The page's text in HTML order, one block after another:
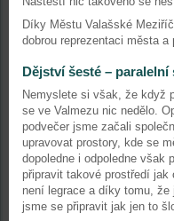
Díky Městu Valašské
dobrou reprezentaci města
Dějství šesté – paralelní
Nemyslete si však, že když
se ve Valmezu nic nedělo.
podvečer jsme začali
upravovat prostory, kde se
dopoledne i odpoledne však
připravit takové prostředí
není legrace a díky tomu,
jsme se připravit jak jen to